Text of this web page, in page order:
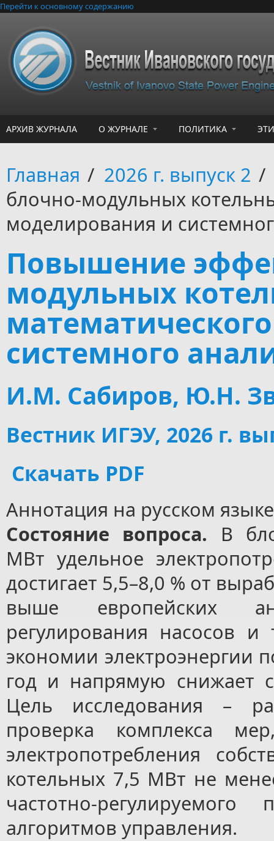
Перейти к основному содержанию
АРХИВ ЖУРНАЛА О ЖУРНАЛЕ ПОЛИТИКА
Главная / 2026 г. выпуск 2 /
блочно-модульных
моделирования и
Повышение
модульных
системного
И.М. Сабиров, Ю.Н.
Вестник ИГЭУ, 2026 г.
Скачать PDF
Аннотация на русском
Состояние вопроса. В
МВт удельное
достигает 5,5–8,0 % от
выше европейских
регулирования насосов
экономии электроэнергии
год и напрямую снижает
Цель исследования –
проверка комплекса
электропотребления
котельных 7,5 МВт не
частотно-
алгоритмов управления.